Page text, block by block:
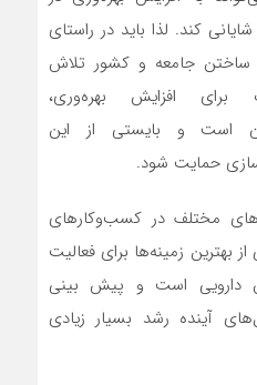
کند. لذا باید در راستای
ساختن جامعه و کشور تلاش
افزایش بهره‌وری،
است و بایستی از این
حمایت شود.
مختلف در کسب‌و‌کارهای
بهترین زمینه‌ها برای فعالیت
دارویی است و پیش بینی
آینده رشد بسیار زیادی